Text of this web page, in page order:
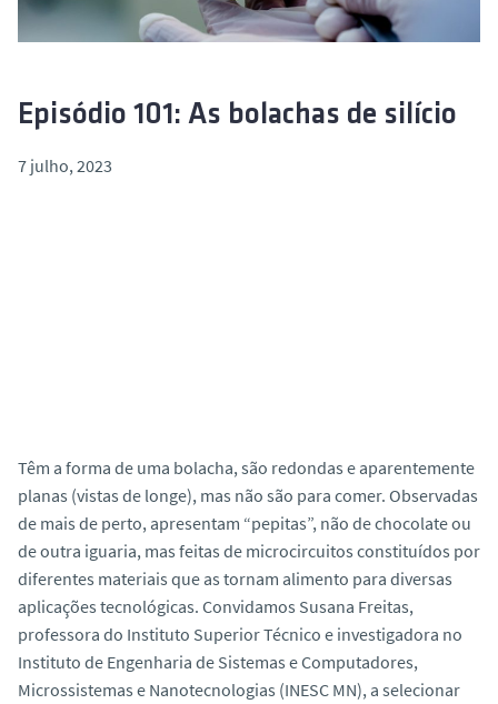
Episódio 101: As bolachas de silício
7 julho, 2023
Têm a forma de uma bolacha, são redondas e aparentemente
planas (vistas de longe), mas não são para comer. Observadas
de mais de perto, apresentam “pepitas”, não de chocolate ou
de outra iguaria, mas feitas de microcircuitos constituídos por
diferentes materiais que as tornam alimento para diversas
aplicações tecnológicas. Convidamos Susana Freitas,
professora do Instituto Superior Técnico e investigadora no
Instituto de Engenharia de Sistemas e Computadores,
Microssistemas e Nanotecnologias (INESC MN), a selecionar